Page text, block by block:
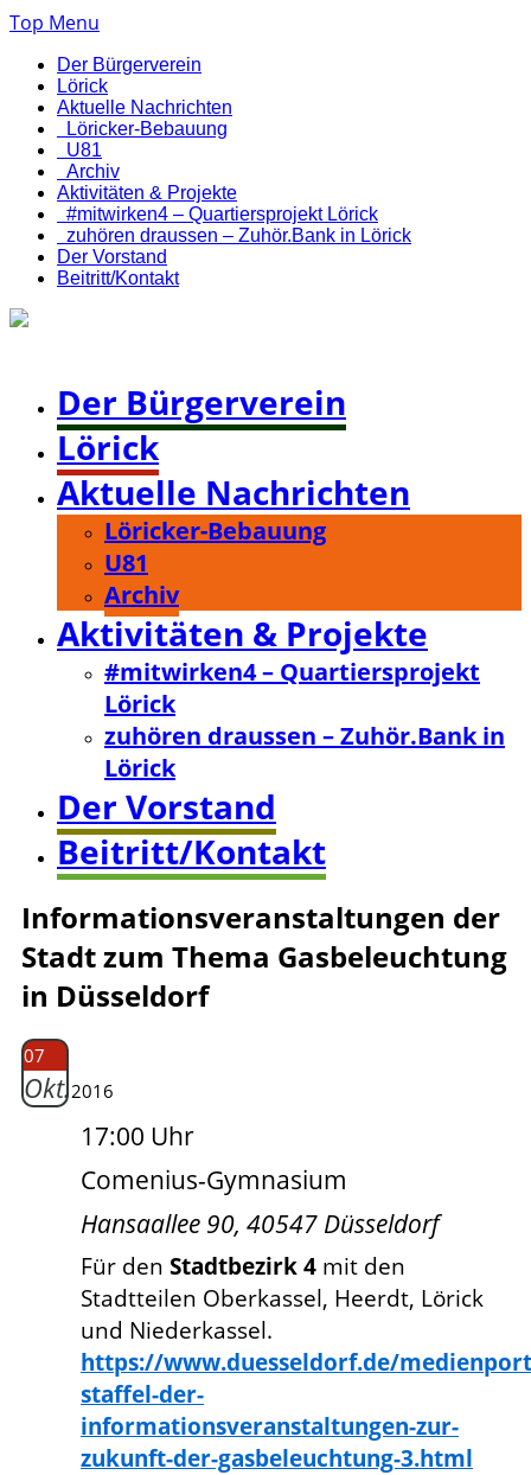
Top Menu
Der Bürgerverein
Lörick
Aktuelle Nachrichten
Löricker-Bebauung
U81
Archiv
Aktivitäten & Projekte
#mitwirken4 – Quartiersprojekt Lörick
zuhören draussen – Zuhör.Bank in Lörick
Der Vorstand
Beitritt/Kontakt
Der Bürgerverein
Lörick
Aktuelle Nachrichten
Löricker-Bebauung
U81
Archiv
Aktivitäten & Projekte
#mitwirken4 – Quartiersprojekt
Lörick
zuhören draussen – Zuhör.Bank in
Lörick
Der Vorstand
Beitritt/Kontakt
Informationsveranstaltungen der
Stadt zum Thema Gasbeleuchtung
in Düsseldorf
07
Okt.2016
17:00 Uhr
Comenius-Gymnasium
Hansaallee 90, 40547 Düsseldorf
Für den Stadtbezirk 4 mit den
Stadtteilen Oberkassel, Heerdt, Lörick
und Niederkassel.
https://www.duesseldorf.de/
staffel-der-
informationsveranstaltungen-zur-
zukunft-der-gasbeleuchtung-3.html